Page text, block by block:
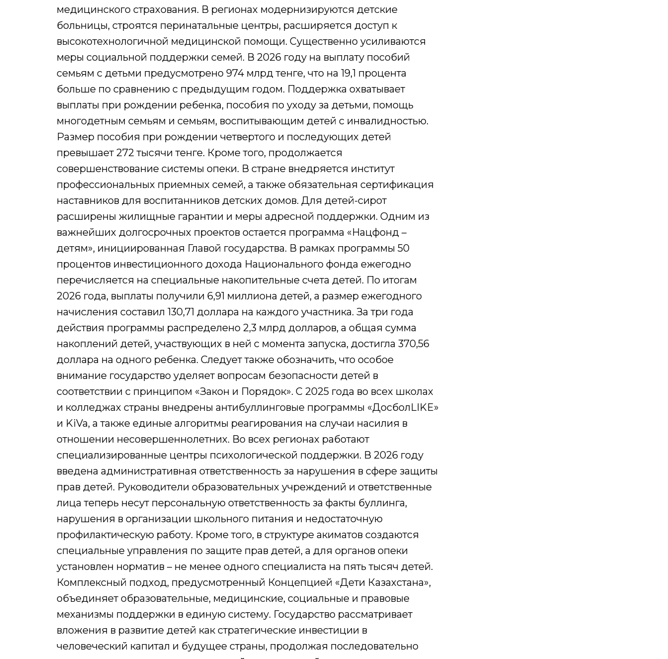
медицинского страхования. В регионах модернизируются детские
больницы, строятся перинатальные центры, расширяется доступ к
высокотехнологичной медицинской помощи. Существенно усиливаются
меры социальной поддержки семей. В 2026 году на выплату пособий
семьям с детьми предусмотрено 974 млрд тенге, что на 19,1 процента
больше по сравнению с предыдущим годом. Поддержка охватывает
выплаты при рождении ребенка, пособия по уходу за детьми, помощь
многодетным семьям и семьям, воспитывающим детей с инвалидностью.
Размер пособия при рождении четвертого и последующих детей
превышает 272 тысячи тенге. Кроме того, продолжается
совершенствование системы опеки. В стране внедряется институт
профессиональных приемных семей, а также обязательная сертификация
наставников для воспитанников детских домов. Для детей-сирот
расширены жилищные гарантии и меры адресной поддержки. Одним из
важнейших долгосрочных проектов остается программа «Нацфонд –
детям», инициированная Главой государства. В рамках программы 50
процентов инвестиционного дохода Национального фонда ежегодно
перечисляется на специальные накопительные счета детей. По итогам
2026 года, выплаты получили 6,91 миллиона детей, а размер ежегодного
начисления составил 130,71 доллара на каждого участника. За три года
действия программы распределено 2,3 млрд долларов, а общая сумма
накоплений детей, участвующих в ней с момента запуска, достигла 370,56
доллара на одного ребенка. Следует также обозначить, что особое
внимание государство уделяет вопросам безопасности детей в
соответствии с принципом «Закон и Порядок». С 2025 года во всех школах
и колледжах страны внедрены антибуллинговые программы «ДосболLIKE»
и KiVa, а также единые алгоритмы реагирования на случаи насилия в
отношении несовершеннолетних. Во всех регионах работают
специализированные центры психологической поддержки. В 2026 году
введена административная ответственность за нарушения в сфере защиты
прав детей. Руководители образовательных учреждений и ответственные
лица теперь несут персональную ответственность за факты буллинга,
нарушения в организации школьного питания и недостаточную
профилактическую работу. Кроме того, в структуре акиматов создаются
специальные управления по защите прав детей, а для органов опеки
установлен норматив – не менее одного специалиста на пять тысяч детей.
Комплексный подход, предусмотренный Концепцией «Дети Казахстана»,
объединяет образовательные, медицинские, социальные и правовые
механизмы поддержки в единую систему. Государство рассматривает
вложения в развитие детей как стратегические инвестиции в
человеческий капитал и будущее страны, продолжая последовательно